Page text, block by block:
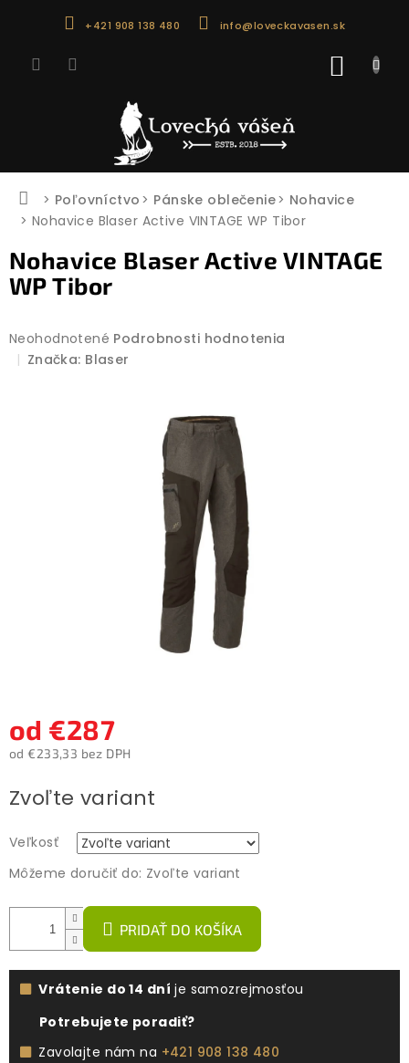
+421 908 138 480 info@loveckavasen.sk
Domov
Poľovníctvo Pánske oblečenie
Nohavice
Nohavice Blaser Active VINTAGE WP Tibor
Nohavice Blaser Active VINTAGE
WP Tibor
Priemerné
hodnotenie
Neohodnotené Podrobnosti hodnotenia
Značka: Blaser
od €287
od €233,33 bez DPH
cena:
Zvoľte variant
Veľkosť
Môžeme doručiť do: Zvoľte variant
PRIDAŤ DO KOŠÍKA
Vrátenie do 14 dní je samozrejmosťou
Potrebujete poradiť?
Zavolajte nám na +421 908 138 480